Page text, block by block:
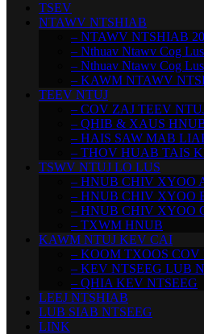
TSEV
NTAWV NTSHIAB
– NTAWV NTSHIAB
– Nthuav Ntawv Cog
– Nthuav Ntawv Cog
– KAWM NTAWV
TEEV NTUJ
– COV ZAJ TEEV
– QHIB & XAUS
– HAIS SAW MAB
– THOV HUAB TAIS
TSWV NTUJ LO LUS
– HNUB CHIV XYOO
– HNUB CHIV XYOO
– HNUB CHIV XYOO
– TXWM HNUB
KAWM NTUJ KEV CAI
– KOOM TXOOS COV
– KEV NTSEEG LUB
– QHIA KEV NTSEEG
LEEJ NTSHIAB
LUB SIAB NTSEEG
LINK